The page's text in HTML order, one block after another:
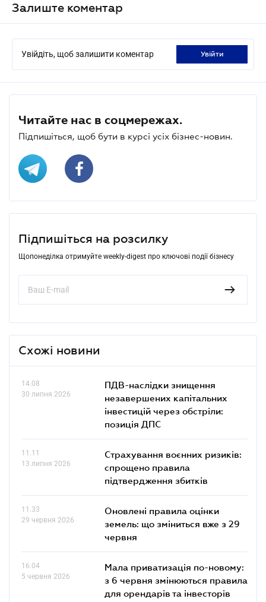
Залиште коментар
Увійдіть, щоб залишити коментар увійти
Читайте нас в соцмережах.
Підпишіться, щоб бути в курсі усіх бізнес-новин.
Підпишіться на розсилку
Щопонеділка отримуйте weekly-digest про ключові події бізнесу
Схожі новини
14.08
30 липня 2026
ПДВ-наслідки знищення
незавершених капітальних
інвестицій через обстріли:
позиція ДПС
11.11
13 липня 2026
Страхування воєнних ризиків:
спрощено правила
підтвердження збитків
11.33
29 червня 2026
Оновлені правила оцінки
земель: що зміниться вже з 29
червня
16.04
5 червня 2026
Мала приватизація по-новому:
з 6 червня змінюються правила
для орендарів та інвесторів